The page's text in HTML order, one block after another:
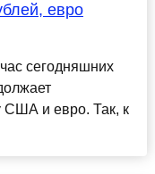
евро
сегодняшних
США и евро. Так, к